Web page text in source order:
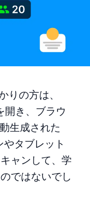
りの方は、
開き、ブラウ
生成された
タブレット
ャンして、学
ではないでし